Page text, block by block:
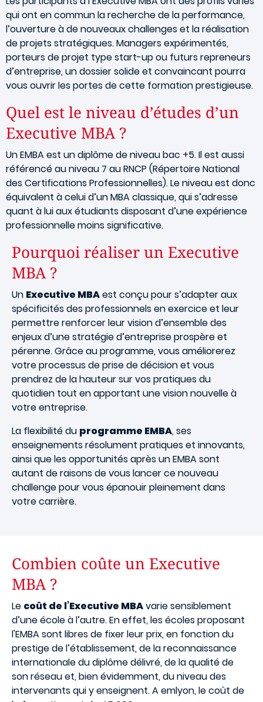
qui ont en commun la recherche de la performance,
l’ouverture à de nouveaux challenges et la réalisation
de projets stratégiques. Managers expérimentés,
porteurs de projet type start-up ou futurs repreneurs
d’entreprise, un dossier solide et convaincant pourra
vous ouvrir les portes de cette formation prestigieuse.
Quel est le niveau d’études d’un
Executive MBA ?
Un EMBA est un diplôme de niveau bac +5. Il est aussi
référencé au niveau 7 au RNCP (Répertoire National
des Certifications Professionnelles). Le niveau est donc
équivalent à celui d’un MBA classique, qui s’adresse
quant à lui aux étudiants disposant d’une expérience
professionnelle moins significative.
Pourquoi réaliser un Executive
MBA ?
Un Executive MBAest conçu pour s’adapter aux
spécificités des professionnels en exercice et leur
permettre renforcer leur vision d’ensemble des
enjeux d’une stratégie d’entreprise prospère et
pérenne. Grâce au programme, vous améliorerez
votre processus de prise de décision et vous
prendrez de la hauteur sur vos pratiques du
quotidien tout en apportant une vision nouvelle à
votre entreprise.
La flexibilité du programme EMBA, ses
enseignements résolument pratiques et innovants,
ainsi que les opportunités après un EMBA sont
autant de raisons de vous lancer ce nouveau
challenge pour vous épanouir pleinement dans
votre carrière.
Combien coûte un Executive
MBA ?
Le coût de l’Executive MBAvarie sensiblement
d’une école à l’autre. En effet, les écoles proposant
l'EMBA sont libres de fixer leur prix, en fonction du
prestige de l’établissement, de la reconnaissance
internationale du diplôme délivré, de la qualité de
son réseau et, bien évidemment, du niveau des
intervenants qui y enseignent. A emlyon, le coût de